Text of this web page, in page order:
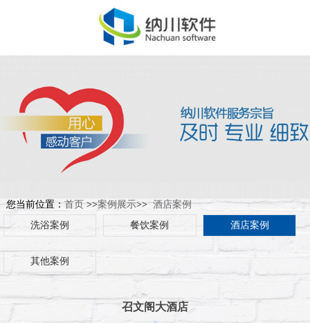
您当前位置： 首页 >>案例展示>>酒店案例
洗浴案例
餐饮案例 酒店案例
其他案例
召文阁大酒店